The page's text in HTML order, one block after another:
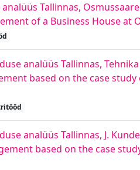
Tallinnas,
of a Business House at
analüüs Tallinnas,
based on the case
analüüs Tallinnas, J.
based on the case